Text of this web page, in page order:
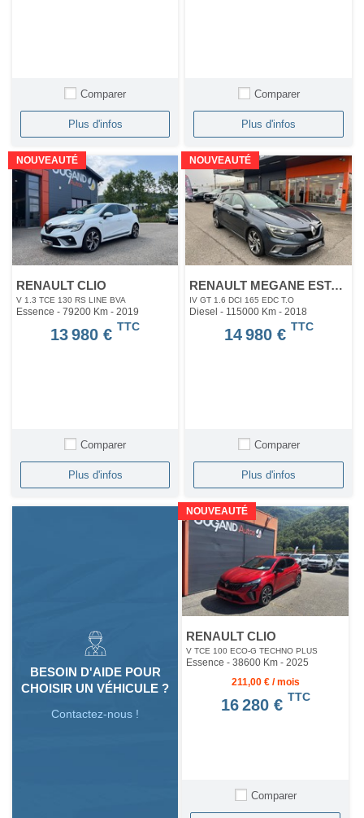
Comparer
Plus d'infos
Comparer
Plus d'infos
NOUVEAUTÉ
RENAULT CLIO
V 1.3 TCE 130 RS LINE BVA
Essence - 79200 Km - 2019
13 980 € TTC
Comparer
Plus d'infos
NOUVEAUTÉ
RENAULT MEGANE ESTATE
IV GT 1.6 DCI 165 EDC T.O
Diesel - 115000 Km- 2018
14 980 € TTC
Comparer
Plus d'infos
BESOIN D'AIDE POUR
CHOISIR UN VÉHICULE ?
Contactez-nous !
NOUVEAUTÉ
RENAULT CLIO
V TCE 100 ECO-G TECHNO PLUS
Essence - 38600 Km- 2025
211,00 € / mois
16 280 € TTC
Comparer